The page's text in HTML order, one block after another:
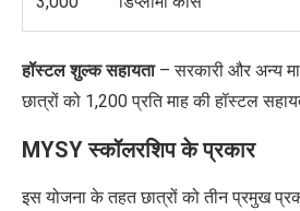
हॉस्टल शुल्क सहायता– सरकारी और अन्य
छात्रों को 1,200 प्रति माह की हॉस्टल
MYSY स्कॉलरशिप के प्रकार
इस योजना के तहत छात्रों को तीन प्रमुख